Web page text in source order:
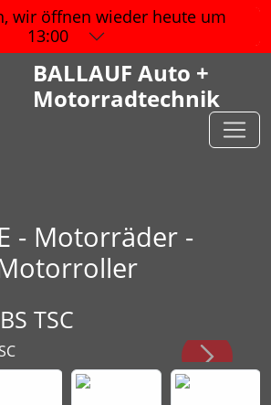
wir öffnen wieder heute um
13:00
BALLAUF Auto +
Motorradtechnik
- Motorräder -
TSC